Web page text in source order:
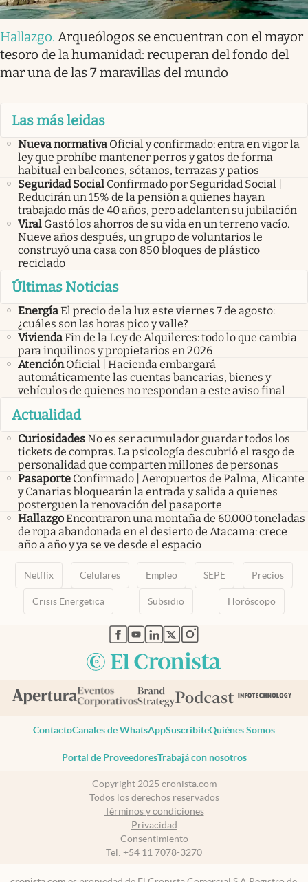
Hallazgo. Arqueólogos se encuentran con el mayor
tesoro de la humanidad: recuperan del fondo del
mar una de las 7 maravillas del mundo
Las más leidas
Nueva normativa Oficial y confirmado: entra en vigor la
ley que prohíbe mantener perros y gatos de forma
habitual en balcones, sótanos, terrazas y patios
Seguridad Social Confirmado por Seguridad Social |
Reducirán un 15% de la pensión a quienes hayan
trabajado más de 40 años, pero adelanten su jubilación
Viral Gastó los ahorros de su vida en un terreno vacío.
Nueve años después, un grupo de voluntarios le
construyó una casa con 850 bloques de plástico
reciclado
Últimas Noticias
EnergíaEl precio de la luz este viernes 7 de agosto:
¿cuáles son las horas pico y valle?
ViviendaFin de la Ley de Alquileres: todo lo que cambia
para inquilinos y propietarios en 2026
Atención Oficial | Hacienda embargará
automáticamente las cuentas bancarias, bienes y
vehículos de quienes no respondan a este aviso final
Actualidad
CuriosidadesNo es ser acumulador guardar todos los
tickets de compras. La psicología descubrió el rasgo de
personalidad que comparten millones de personas
Pasaporte Confirmado | Aeropuertos de Palma, Alicante
y Canarias bloquearán la entrada y salida a quienes
posterguen la renovación del pasaporte
HallazgoEncontraron una montaña de 60.000 toneladas
de ropa abandonada en el desierto de Atacama: crece
año a año y ya se ve desde el espacio
Netflix Celulares Empleo SEPE Precios
Crisis Energetica Subsidio Horóscopo
abre en nueva pestaña
abre en nueva pestaña
abre en nueva pestaña
abre en nueva pestaña
abre en nueva pestaña
ContactoCanales de WhatsAppSuscribiteQuiénes Somos
Portal de ProveedoresTrabajá con nosotros
Copyright 2025 cronista.com
Todos los derechos reservados
Términos y condiciones
Privacidad
Consentimiento
Tel: +54 11 7078-3270